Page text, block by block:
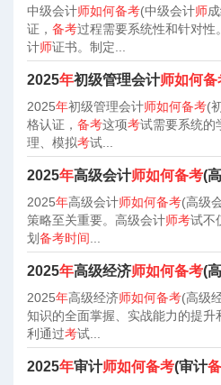
中级会计师如何备考(中级会计师
证， 备考过程需要系统性和针对性
计师证书。制定...
2025年初级管理会计师如何备
2025年初级管理会计师如何备考(
格认证， 备考这项考试需要系统的
理、模拟考试...
2025年高级会计师如何备考(
2025年高级会计师如何备考(高级
策略至关重要。高级会计师考试不
划备考时间
2025年高级经济师如何备考(
2025年高级经济师如何备考(高级
知识的全面掌握、实战能力的提
利通过考试...
2025年审计师如何备考(审计